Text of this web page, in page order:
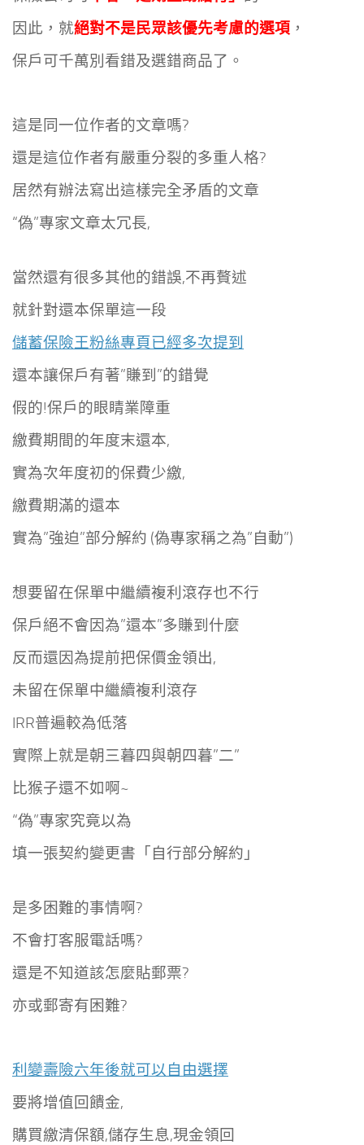
因此，就絕對不是民眾該優先考慮的選項 ，
保戶可千萬別看錯及選錯商品了。
這是同一位作者的文章嗎?
還是這位作者有嚴重分裂的多重人格?
居然有辦法寫出這樣完全矛盾的文章
“偽”專家文章太冗長,
當然還有很多其他的錯誤,不再贅述
就針對還本保單這一段
儲蓄保險王粉絲專頁已經多次提到
還本讓保戶有著”賺到”的錯覺
假的!保戶的眼睛業障重
繳費期間的年度末還本,
實為次年度初的保費少繳,
繳費期滿的還本
實為”強迫”部分解約 (偽專家稱之為”自動”)
想要留在保單中繼續複利滾存也不行
保戶絕不會因為”還本”多賺到什麼
反而還因為提前把保價金領出,
未留在保單中繼續複利滾存
IRR普遍較為低落
實際上就是朝三暮四與朝四暮”二”
比猴子還不如啊~
“偽”專家究竟以為
填一張契約變更書「自行部分解約」
是多困難的事情啊?
不會打客服電話嗎?
還是不知道該怎麼貼郵票?
亦或郵寄有困難?
利變壽險六年後就可以自由選擇
要將增值回饋金,
購買繳清保額,儲存生息,現金領回